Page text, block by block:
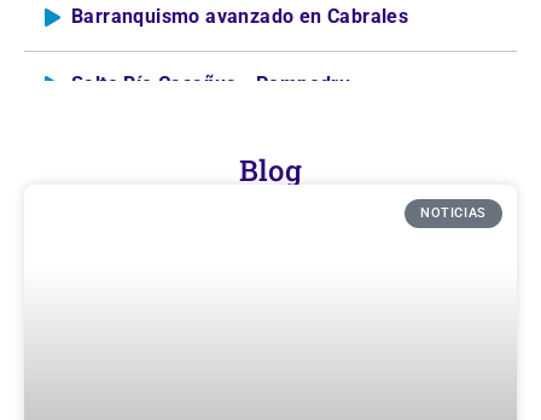
Barranquismo avanzado en Cabrales
Salto Río Casañua - Pompedru
Blog
NOTICIAS